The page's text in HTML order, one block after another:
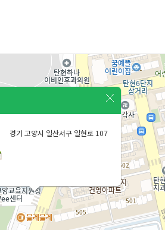
경기 고양시 일산서구 일현로 107